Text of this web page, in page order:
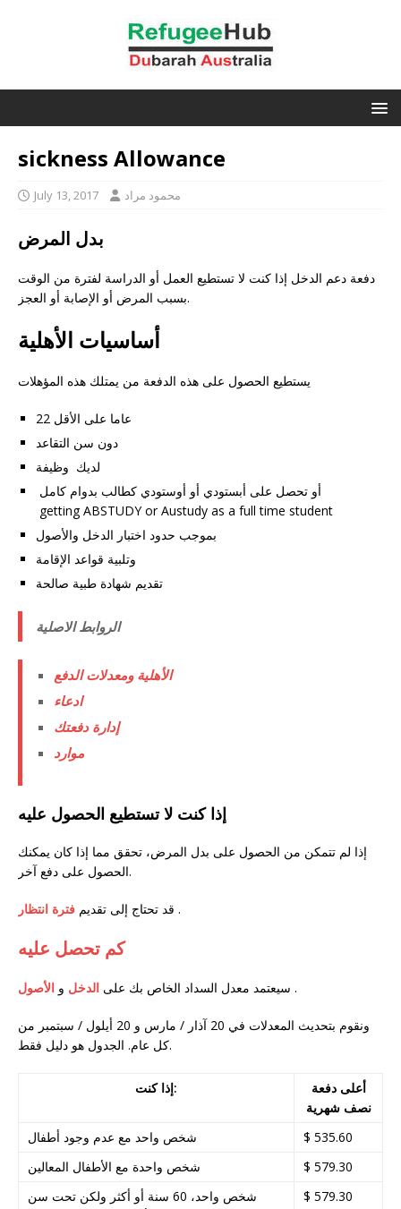
sickness Allowance
July 13, 2017 محمود مراد
بدل المرض
دفعة دعم الدخل إذا كنت لا تستطيع العمل أو الدراسة لفترة من الوقت
بسبب المرض أو الإصابة أو العجز.
أساسيات الأهلية
يستطيع الحصول على هذه الدفعة من يمتلك هذه المؤهلات
22 عاما على الأقل
دون سن التقاعد
لديك وظيفة
أو تحصل على أبستودي أو أوستودي كطالب بدوام كامل
getting ABSTUDY or Austudy as a full time student
بموجب حدود اختبار الدخل والأصول
وتلبية قواعد الإقامة
تقديم شهادة طبية صالحة
الروابط الاصلية
الأهلية ومعدلات الدفع
ادعاء
إدارة دفعتك
موارد
إذا كنت لا تستطيع الحصول عليه
إذا لم تتمكن من الحصول على بدل المرض، تحقق مما إذا كان يمكنك
الحصول على دفع آخر.
قد تحتاج إلى تقديم فترة انتظار .
كم تحصل عليه
سيعتمد معدل السداد الخاص بك على الدخل و الأصول .
ونقوم بتحديث المعدلات في 20 آذار / مارس و 20 أيلول / سبتمبر من
كل عام. الجدول هو دليل فقط.
إذا كنت:
أعلى دفعة
نصف شهرية
شخص واحد مع عدم وجود أطفال
$ 535.60
شخص واحدة مع الأطفال المعالين
$ 579.30
شخص واحد، 60 سنة أو أكثر ولكن تحت سن
$ 579.30